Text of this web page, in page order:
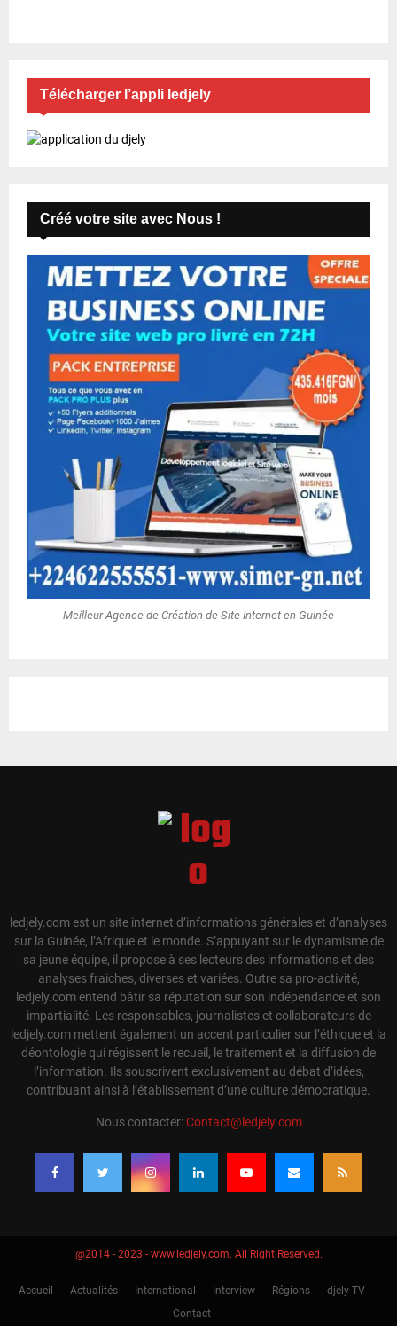
Télécharger l’appli ledjely
Créé votre site avec Nous !
Meilleur Agence de Création de Site Internet en Guinée
ledjely.com est un site internet d’informations générales et d’analyses
sur la Guinée, l’Afrique et le monde. S’appuyant sur le dynamisme de
sa jeune équipe, il propose à ses lecteurs des informations et des
analyses fraiches, diverses et variées. Outre sa pro-activité,
ledjely.com entend bâtir sa réputation sur son indépendance et son
impartialité. Les responsables, journalistes et collaborateurs de
ledjely.com mettent également un accent particulier sur l’éthique et la
déontologie qui régissent le recueil, le traitement et la diffusion de
l’information. Ils souscrivent exclusivement au débat d’idées,
contribuant ainsi à l’établissement d’une culture démocratique.
Nous contacter:Contact@ledjely.com
@2014 - 2023 - www.ledjely.com. All Right Reserved.
Accueil Actualités International Interview Régions
djely TV
Contact